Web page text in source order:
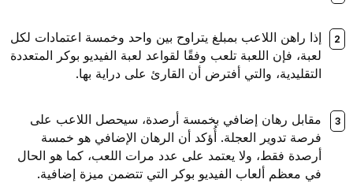
راهن اللاعب بمبلغ يتراوح بين واحد وخمسة اعتمادات لكل
فإن اللعبة تلعب وفقًا لقواعد لعبة الفيديو بوكر المتعددة
والتي أفترض أن القارئ على دراية بها.
رهان إضافي بخمسة أرصدة، سيحصل اللاعب على
تدوير العجلة. أُؤكد أن الرهان الإضافي هو خمسة
فقط، ولا يعتمد على عدد مرات اللعب، كما هو الحال
ألعاب الفيديو بوكر التي تتضمن ميزة إضافية.